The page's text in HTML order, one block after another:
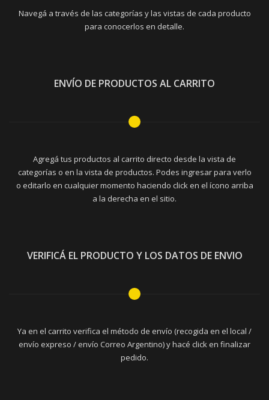
Navegá a través de las categorías y las vistas de cada producto
para conocerlos en detalle.
ENVÍO DE PRODUCTOS AL CARRITO
Agregá tus productos al carrito directo desde la vista de
categorías o en la vista de productos. Podes ingresar para verlo
o editarlo en cualquier momento haciendo click en el ícono arriba
a la derecha en el sitio.
VERIFICÁ EL PRODUCTO Y LOS DATOS DE ENVIO
Ya en el carrito verifica el método de envío (recogida en el local /
envío expreso / envío Correo Argentino) y hacé click en finalizar
pedido.